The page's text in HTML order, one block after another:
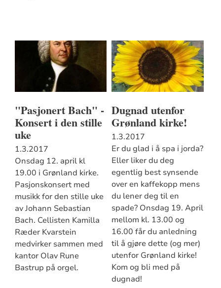
"Pasjonert Bach" -
Konsert i den stille
uke
1.3.2017
Onsdag 12. april kl
19.00 i Grønland kirke.
Pasjonskonsert med
musikk for den stille uke
av Johann Sebastian
Bach. Cellisten Kamilla
Ræder Kvarstein
medvirker sammen med
kantor Olav Rune
Bastrup på orgel.
Dugnad utenfor
Grønland kirke!
1.3.2017
Er du glad i å spa i jorda?
Eller liker du deg
egentlig best synsende
over en kaffekopp mens
du lener deg til en
spade? Onsdag 19. April
mellom kl. 13.00 og
16.00 får du anledning
til å gjøre dette (og mer)
utenfor Grønland kirke!
Kom og bli med på
dugnad!